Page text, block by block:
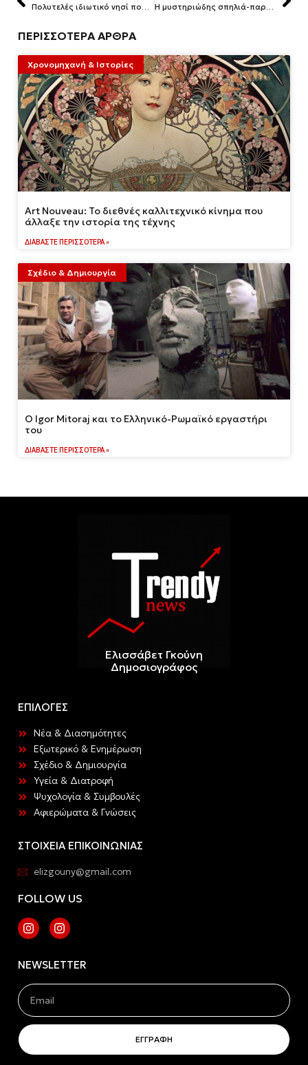
Πολυτελές ιδιωτικό νησί που σου επιτρέπει να το επισκεφτείς Η μυστηριώδης σπηλιά-παραλία και οι πολλές απαγορεύσεις προς τον κόσμο
ΠΕΡΙΣΣΟΤΕΡΑ ΑΡΘΡΑ
Χρονομηχανή & Ιστορίες
Art Nouveau: Το διεθνές καλλιτεχνικό κίνημα που
άλλαξε την ιστορία της τέχνης
ΔΙΑΒΆΣΤΕ ΠΕΡΙΣΣΌΤΕΡΑ »
Σχέδιο & Δημιουργία
Ο Igor Mitoraj και το Ελληνικό-Ρωμαϊκό εργαστήρι
του
ΔΙΑΒΆΣΤΕ ΠΕΡΙΣΣΌΤΕΡΑ »
Ελισσάβετ Γκούνη
Δημοσιογράφος
ΕΠΙΛΟΓΕΣ
Νέα & Διασημότητες
Εξωτερικό & Ενημέρωση
Σχέδιο & Δημιουργία
Υγεία & Διατροφή
Ψυχολογία & Συμβουλές
Αφιερώματα & Γνώσεις
ΣΤΟΙΧΕΙΑ ΕΠΙΚΟΙΝΩΝΙΑΣ
elizgouny@gmail.com
FOLLOW US
NEWSLETTER
ΕΓΓΡΑΦΗ